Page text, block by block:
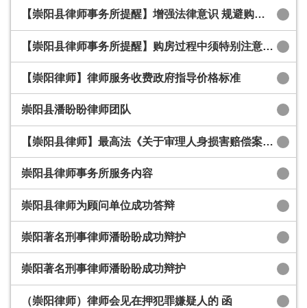
【崇阳县律师事务所提醒】增强法律意识 规避购房风险
【崇阳县律师事务所提醒】购房过程中须特别注意的法律问题
【崇阳律师】律师服务收费政府指导价格标准
崇阳县潘盼盼律师团队
【崇阳县律师】最高法《关于审理人身损害赔偿案件适用法律若干问题的解释》
崇阳县律师事务所服务内容
崇阳县律师为顾问单位成功答辩
崇阳著名刑事律师潘盼盼成功辩护
崇阳著名刑事律师潘盼盼成功辩护
（崇阳律师）律师会见在押犯罪嫌疑人的 函